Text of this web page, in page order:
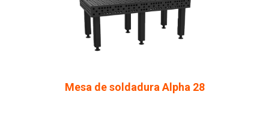
Mesa de soldadura Alpha 28